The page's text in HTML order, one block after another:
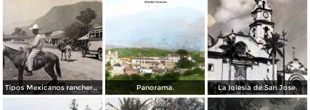
Tipos Mexicanos ranchero motivo tipico.. Panorama. La Iglesia de San Jose.